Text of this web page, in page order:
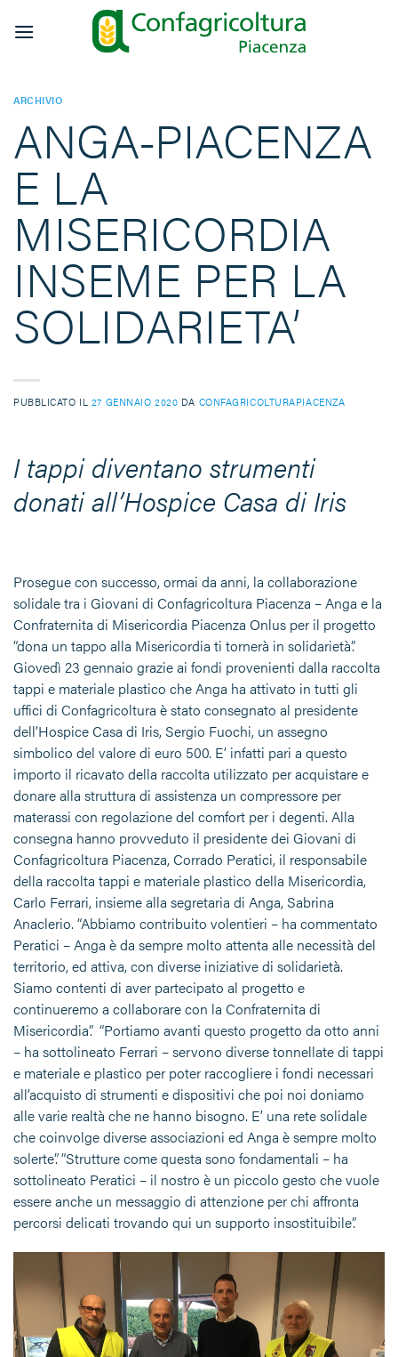
ARCHIVIO
ANGA-PIACENZA
E LA
MISERICORDIA
INSEME PER LA
SOLIDARIETA’
PUBBLICATO IL 27 GENNAIO 2020 DA CONFAGRICOLTURAPIACENZA
I tappi diventano strumenti
donati all’Hospice Casa di Iris
Prosegue con successo, ormai da anni, la collaborazione
solidale tra i Giovani di Confagricoltura Piacenza – Anga e la
Confraternita di Misericordia Piacenza Onlus per il progetto
“dona un tappo alla Misericordia ti tornerà in solidarietà”.
Giovedì 23 gennaio grazie ai fondi provenienti dalla raccolta
tappi e materiale plastico che Anga ha attivato in tutti gli
uffici di Confagricoltura è stato consegnato al presidente
dell’Hospice Casa di Iris, Sergio Fuochi, un assegno
simbolico del valore di euro 500. E’ infatti pari a questo
importo il ricavato della raccolta utilizzato per acquistare e
donare alla struttura di assistenza un compressore per
materassi con regolazione del comfort per i degenti. Alla
consegna hanno provveduto il presidente dei Giovani di
Confagricoltura Piacenza, Corrado Peratici, il responsabile
della raccolta tappi e materiale plastico della Misericordia,
Carlo Ferrari, insieme alla segretaria di Anga, Sabrina
Anaclerio. “Abbiamo contribuito volentieri – ha commentato
Peratici – Anga è da sempre molto attenta alle necessità del
territorio, ed attiva, con diverse iniziative di solidarietà.
Siamo contenti di aver partecipato al progetto e
continueremo a collaborare con la Confraternita di
Misericordia”. “Portiamo avanti questo progetto da otto anni
– ha sottolineato Ferrari – servono diverse tonnellate di tappi
e materiale e plastico per poter raccogliere i fondi necessari
all’acquisto di strumenti e dispositivi che poi noi doniamo
alle varie realtà che ne hanno bisogno. E’ una rete solidale
che coinvolge diverse associazioni ed Anga è sempre molto
solerte”. “Strutture come questa sono fondamentali – ha
sottolineato Peratici – il nostro è un piccolo gesto che vuole
essere anche un messaggio di attenzione per chi affronta
percorsi delicati trovando qui un supporto insostituibile”.